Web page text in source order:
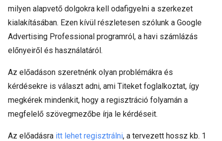
milyen alapvető dolgokra kell odafigyelni a szerkezet
kialakításában. Ezen kívül részletesen szólunk a Google
Advertising Professional programról, a havi számlázás
előnyeiről és használatáról.
Az előadáson szeretnénk olyan problémákra és
kérdésekre is választ adni, ami Titeket foglalkoztat, így
megkérek mindenkit, hogy a regisztráció folyamán a
megfelelő szövegmezőbe írja le kérdéseit.
Az előadásra itt lehet regisztrálni, a tervezett hossz kb. 1